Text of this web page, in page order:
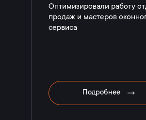
Оптимизировали работу
продаж и мастеров
сервиса
Подробнее